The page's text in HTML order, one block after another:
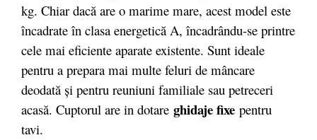
kg. Chiar dacă are o marime mare, acest model este
încadrate în clasa energetică A, încadrându-se printre
cele mai eficiente aparate existente. Sunt ideale
pentru a prepara mai multe feluri de mâncare
deodată și pentru reuniuni familiale sau petreceri
acasă. Cuptorul are in dotare ghidaje fixe pentru
tavi.